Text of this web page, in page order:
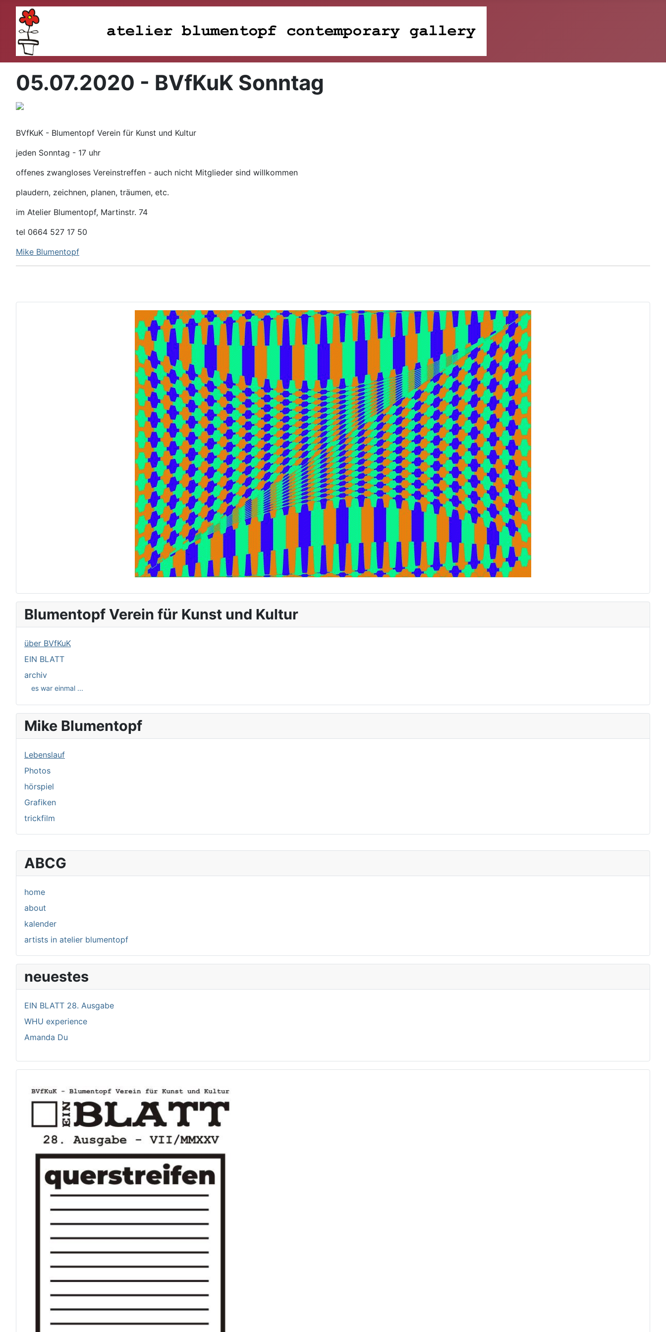
ABCG
home
about
kalender
artists in atelier blumentopf
neuestes
EIN BLATT 28. Ausgabe
WHU experience
Amanda Du
05.07.2020 - BVfKuK Sonntag
BVfKuK - Blumentopf Verein für Kunst und Kultur
jeden Sonntag - 17 uhr
offenes zwangloses Vereinstreffen - auch nicht Mitglieder sind willkommen
plaudern, zeichnen, planen, träumen, etc.
im Atelier Blumentopf, Martinstr. 74
tel 0664 527 17 50
Mike Blumentopf
Blumentopf Verein für Kunst und Kultur
über BVfKuK
EIN BLATT
archiv
es war einmal ...
Mike Blumentopf
Lebenslauf
Photos
hörspiel
Grafiken
trickfilm